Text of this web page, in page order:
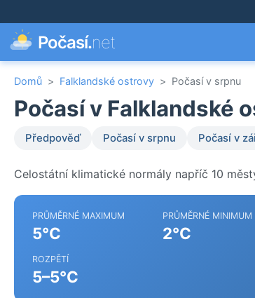
Počasí.net
Domů > Falklandské ostrovy > Počasí v srpnu
Počasí v Falklandské
Předpověď Počasí v srpnu Počasí v
Celostátní klimatické normály napříč 10
PRŮMĚRNÉ MAXIMUM
5°C
PRŮMĚRNÉ MINIMUM
2°C
ROZPĚTÍ
5–5°C